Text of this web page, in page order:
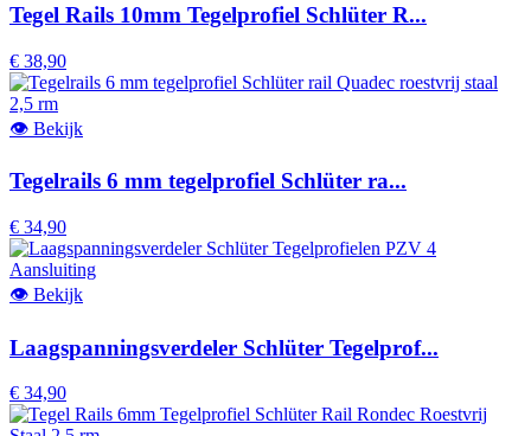
Tegel Rails 10mm Tegelprofiel Schlüter R...
€ 38,90
👁 Bekijk
Tegelrails 6 mm tegelprofiel Schlüter ra...
€ 34,90
👁 Bekijk
Laagspanningsverdeler Schlüter Tegelprof...
€ 34,90